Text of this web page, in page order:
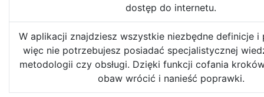
dostęp do internetu.
W aplikacji znajdziesz wszystkie niezbędne definicje i
więc nie potrzebujesz posiadać specjalistycznej
metodologii czy obsługi. Dzięki funkcji cofania
obaw wrócić i nanieść poprawki.